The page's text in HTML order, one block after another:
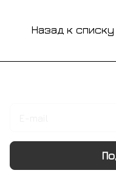
Назад к списку